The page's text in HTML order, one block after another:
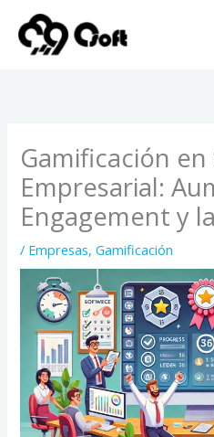
contenido
Gamificación
Empresarial:
Engagement y
/ Empresas,Gamificación